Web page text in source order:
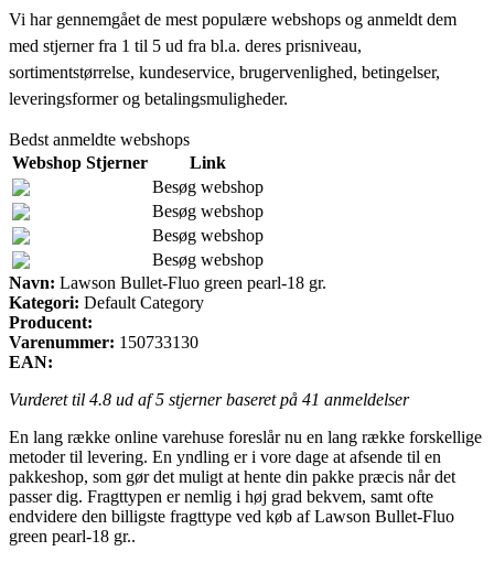
Vi har gennemgået de mest populære webshops og anmeldt dem
med stjerner fra 1 til 5 ud fra bl.a. deres prisniveau,
sortimentstørrelse, kundeservice, brugervenlighed, betingelser,
leveringsformer og betalingsmuligheder.
Bedst anmeldte webshops
Webshop Stjerner
Link
Besøg webshop
Besøg webshop
Besøg webshop
Besøg webshop
Navn: Lawson Bullet-Fluo green pearl-18 gr.
Kategori: Default Category
Producent:
Varenummer: 150733130
EAN:
Vurderet til 4.8 ud af 5 stjerner baseret på 41 anmeldelser
En lang række online varehuse foreslår nu en lang række forskellige
metoder til levering. En yndling er i vore dage at afsende til en
pakkeshop, som gør det muligt at hente din pakke præcis når det
passer dig. Fragttypen er nemlig i høj grad bekvem, samt ofte
endvidere den billigste fragttype ved køb af Lawson Bullet-Fluo
green pearl-18 gr..